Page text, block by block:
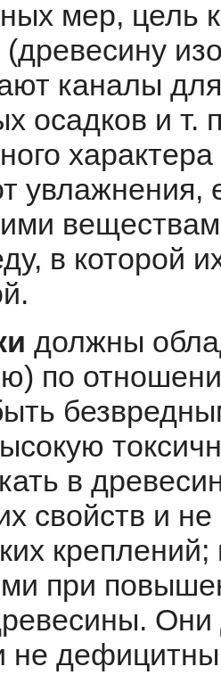
мер, цель
каналы
осадков и т.
увлажнения,
в которой
должны
по
в
свойств и
при
не